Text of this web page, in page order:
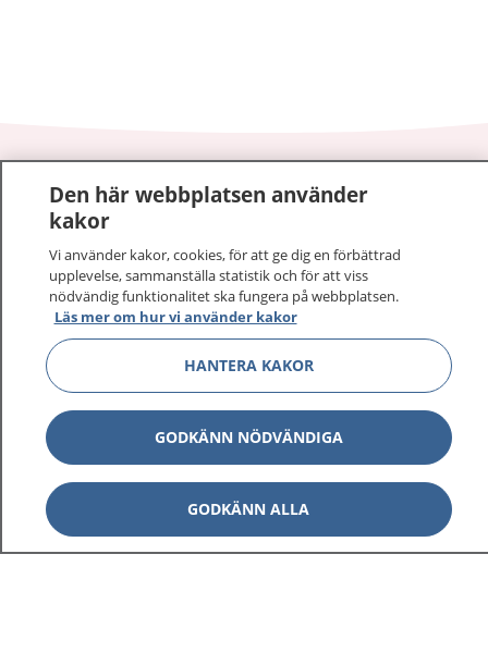
1177 – tryggt om din hälsa och vård
På 1177.se får du råd om hälsa och information om
sjukdomar och vilka mottagningar du kan kontakta.
Logga in för att läsa din journal och göra dina
vårdärenden. Ring telefonnummer 1177 för
sjukvårdsrådgivning dygnet runt.
1177 ger dig råd när du vill må bättre.
1177 på flera språk Visa
Visa
Den här webbplatsen använder
kakor
Vi använder kakor, cookies, för att ge dig en förbättrad
upplevelse, sammanställa statistik och för att viss
nödvändig funktionalitet ska fungera på webbplatsen.
Läs mer om hur vi använder kakor
HANTERA KAKOR
GODKÄNN NÖDVÄNDIGA
GODKÄNN ALLA